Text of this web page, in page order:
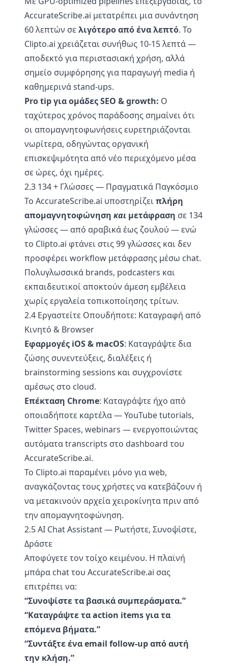
AccurateScribe.ai μετατρέπει μια συνάντηση
60 λεπτών σελιγότερο από ένα λεπτό. Το
Clipto.ai χρειάζεται συνήθως 10-15 λεπτά —
αποδεκτό για περιστασιακή χρήση, αλλά
σημείο συμφόρησης για παραγωγή media ή
καθημερινά stand-ups.
Pro tip για ομάδες SEO & growth: Ο
ταχύτερος χρόνος παράδοσης σημαίνει ότι
οι απομαγνητοφωνήσεις ευρετηριάζονται
νωρίτερα, οδηγώντας οργανική
επισκεψιμότητα από νέο περιεχόμενο μέσα
σε ώρες, όχι ημέρες.
2.3 134 + Γλώσσες — Πραγματικά Παγκόσμιο
Το AccurateScribe.ai υποστηρίζειπλήρη
απομαγνητοφώνηση και μετάφραση σε 134
γλώσσες — από αραβικά έως ζουλού — ενώ
το Clipto.ai φτάνει στις 99 γλώσσες και δεν
προσφέρει workflow μετάφρασης μέσω chat.
Πολυγλωσσικά brands, podcasters και
εκπαιδευτικοί αποκτούν άμεση εμβέλεια
χωρίς εργαλεία τοπικοποίησης τρίτων.
2.4 Εργαστείτε Οπουδήποτε: Καταγραφή από
Κινητό & Browser
Εφαρμογές iOS & macOS: Καταγράψτε δια
ζώσης συνεντεύξεις, διαλέξεις ή
brainstorming sessions και συγχρονίστε
αμέσως στο cloud.
Επέκταση Chrome: Καταγράψτε ήχο από
οποιαδήποτε καρτέλα — YouTube tutorials,
Twitter Spaces, webinars — ενεργοποιώντας
αυτόματα transcripts στο dashboard του
AccurateScribe.ai.
Το Clipto.ai παραμένει μόνο για web,
αναγκάζοντας τους χρήστες να κατεβάζουν ή
να μετακινούν αρχεία χειροκίνητα πριν από
την απομαγνητοφώνηση.
2.5 AI Chat Assistant — Ρωτήστε, Συνοψίστε,
Δράστε
Αποφύγετε τον τοίχο κειμένου. Η πλαϊνή
μπάρα chat του AccurateScribe.ai σας
επιτρέπει να:
“Συνοψίστε τα βασικά συμπεράσματα.”
“Καταγράψτε τα action items για τα
επόμενα βήματα.”
“Συντάξτε ένα email follow-up από αυτή
την κλήση.”